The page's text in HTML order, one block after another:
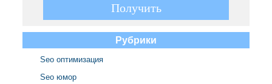
► ЖМИ ◄
Получить
Получить
Рубрики
Seo оптимизация
Seo юмор